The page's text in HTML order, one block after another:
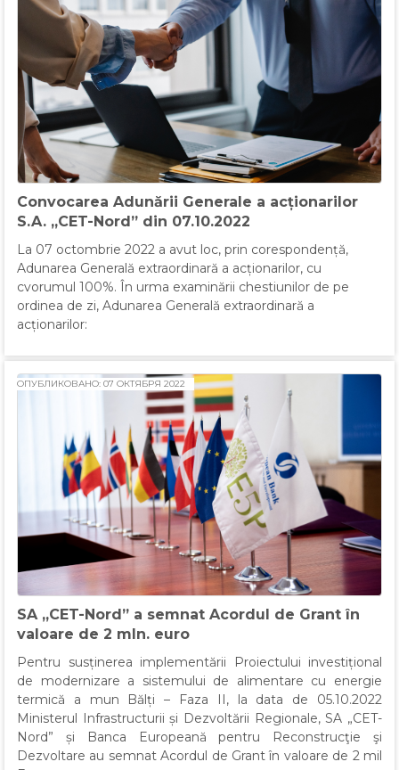
Convocarea Adunării Generale a acționarilor
S.A. „CET-Nord” din 07.10.2022
La 07 octombrie 2022 a avut loc, prin corespondență,
Adunarea Generală extraordinară a acționarilor, cu
cvorumul 100%. În urma examinării chestiunilor de pe
ordinea de zi, Adunarea Generală extraordinară a
acționarilor:
SA „CET-Nord” a semnat Acordul de Grant în
valoare de 2 mln. euro
ОПУБЛИКОВАНО: 07 ОКТЯБРЯ 2022
Pentru susținerea implementării Proiectului investițional
de modernizare a sistemului de alimentare cu energie
termică a mun Bălți – Faza II, la data de 05.10.2022
Ministerul Infrastructurii și Dezvoltării Regionale, SA „CET-
Nord” și Banca Europeană pentru Reconstrucţie şi
Dezvoltare au semnat Acordul de Grant în valoare de 2 mil